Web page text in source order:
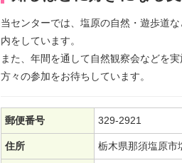
当センターでは、塩原の自然・遊歩道
内をしています。
また、年間を通して自然観察会などを
方々の参加をお待ちしています。
郵便番号 329-2921
住所 栃木県那須塩原市